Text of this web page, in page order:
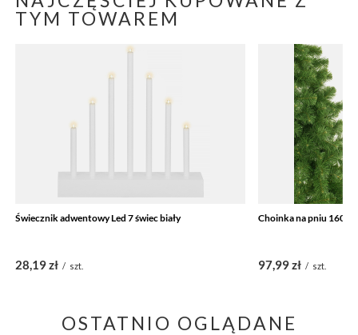
TYM TOWAREM
Świecznik adwentowy Led 7 świec biały
28,19 zł / szt.
Choinka na pniu 160
97,99 zł / szt.
OSTATNIO OGLĄDANE